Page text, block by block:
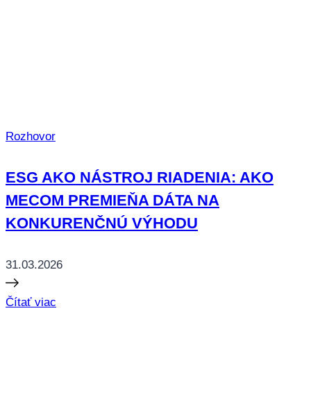
Rozhovor
ESG AKO NÁSTROJ RIADENIA: AKO
MECOM PREMIEŇA DÁTA NA
KONKURENČNÚ VÝHODU
31.03.2026
Čítať viac